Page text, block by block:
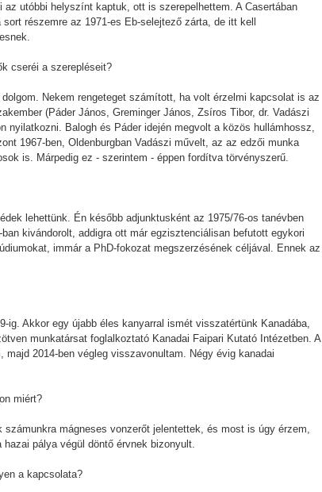
utóbbi helyszínt kaptuk, ott is szerepelhettem. A Casertában
részemre az 1971-es Eb-selejtező zárta, de itt kell
cseréi a szerepléseit?
Nekem rengeteget számított, ha volt érzelmi kapcsolat is az
(Páder János, Greminger János, Zsíros Tibor, dr. Vadászi
nyilatkozni. Balogh és Páder idején megvolt a közös hullámhossz,
1967-ben, Oldenburgban Vadászi művelt, az az edzői munka
is. Márpedig ez - szerintem - éppen fordítva törvényszerű.
lehettünk. Én később adjunktusként az 1975/76-os tanévben
kivándorolt, addigra ott már egzisztenciálisan befutott egykori
immár a PhD-fokozat megszerzésének céljával. Ennek az
ig. Akkor egy újabb éles kanyarral ismét visszatértünk Kanadába,
munkatársat foglalkoztató Kanadai Faipari Kutató Intézetben. A
2014-ben végleg visszavonultam. Négy évig kanadai
miért?
mágneses vonzerőt jelentettek, és most is úgy érzem,
pálya végül döntő érvnek bizonyult.
a kapcsolata?